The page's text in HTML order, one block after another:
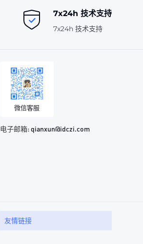
7x24h 技术支持
7x24h 技术支持
微信客服
电子邮箱:qianxun@idczi.com
友情链接